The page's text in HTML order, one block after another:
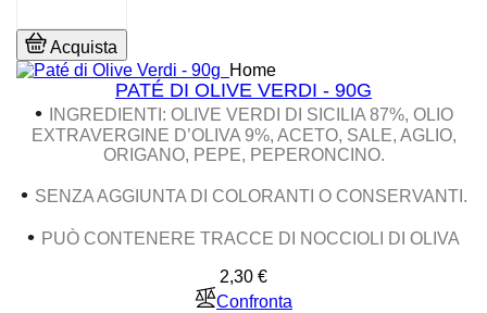
Acquista
Home
PATÉ DI OLIVE VERDI - 90G
•
INGREDIENTI: OLIVE VERDI DI SICILIA 87%, OLIO
EXTRAVERGINE D’OLIVA 9%, ACETO, SALE, AGLIO,
ORIGANO, PEPE, PEPERONCINO.
• SENZA AGGIUNTA DI COLORANTI O CONSERVANTI.
• PUÒ CONTENERE TRACCE DI NOCCIOLI DI OLIVA
2,30 €Prezzo
Confronta